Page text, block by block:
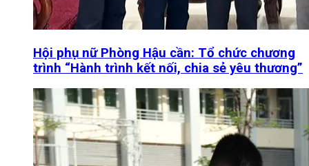
Hội phụ nữ Phòng Hậu cần: Tổ chức chương
trình “Hành trình kết nối, chia sẻ yêu thương”